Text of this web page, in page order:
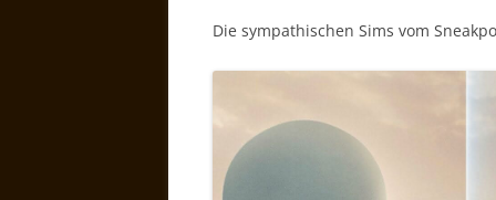
Die sympathischen Sims vom